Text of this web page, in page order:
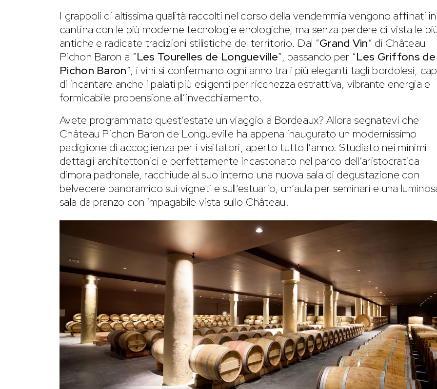
I grappoli di altissima qualità raccolti nel corso della vendemmia vengono affinati in
cantina con le più moderne tecnologie enologiche, ma senza perdere di vista le
antiche e radicate tradizioni stilistiche del territorio. Dal “Grand Vin” di Château
Pichon Baron a “Les Tourelles de Longueville”, passando per “Les Griffons de
Pichon Baron”, i vini si confermano ogni anno tra i più eleganti tagli bordolesi,
di incantare anche i palati più esigenti per ricchezza estrattiva, vibrante energia e
formidabile propensione all’invecchiamento.
Avete programmato quest’estate un viaggio a Bordeaux? Allora segnatevi che
Château Pichon Baron de Longueville ha appena inaugurato un modernissimo
padiglione di accoglienza per i visitatori, aperto tutto l’anno. Studiato nei minimi
dettagli architettonici e perfettamente incastonato nel parco dell’aristocratica
dimora padronale, racchiude al suo interno una nuova sala di degustazione con
belvedere panoramico sui vigneti e sull’estuario, un’aula per seminari e una
sala da pranzo con impagabile vista sullo Château.